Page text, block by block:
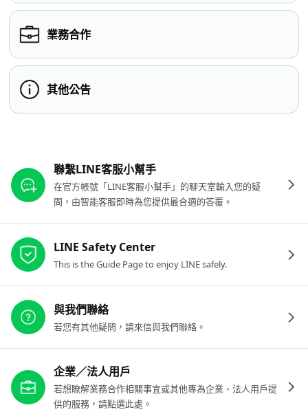
業務合作
其他公告
聯繫LINE客服小幫手
在官方帳號「LINE客服小幫手」的聊天室輸入您的疑
問，由智能客服即時為您提供最合適的答覆。
LINE Safety Center
This is the Guide Page to enjoy LINE safely.
與我們聯絡
若您有其他疑問，請來信與我們聯絡。
企業／法人用戶
若想瞭解業務合作相關事宜或其他專為企業、法人用戶提
供的服務，請點選此處。